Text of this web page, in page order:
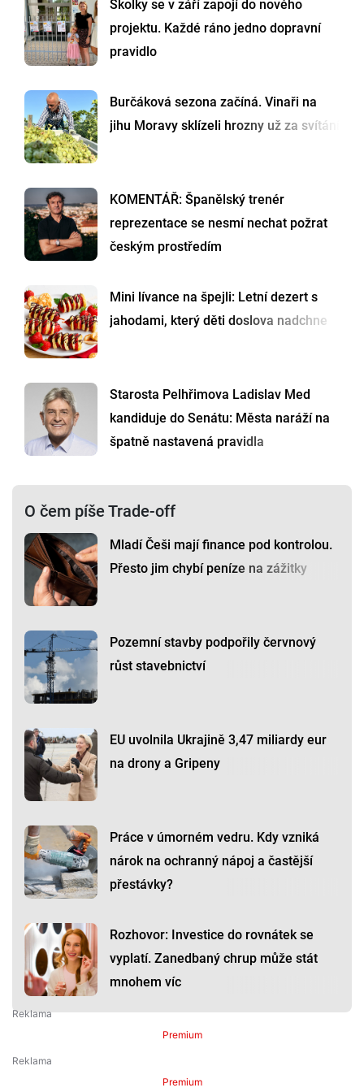
Školky se v září zapojí do nového
projektu. Každé ráno jedno dopravní
pravidlo
Burčáková sezona začíná. Vinaři na
jihu Moravy sklízeli hrozny už za svítání
KOMENTÁŘ: Španělský trenér
reprezentace se nesmí nechat požrat
českým prostředím
Mini lívance na špejli: Letní dezert s
jahodami, který děti doslova nadchne
Starosta Pelhřimova Ladislav Med
kandiduje do Senátu: Města naráží na
špatně nastavená pravidla
O čem píše Trade-off
Mladí Češi mají finance pod kontrolou.
Přesto jim chybí peníze na zážitky
Pozemní stavby podpořily červnový
růst stavebnictví
EU uvolnila Ukrajině 3,47 miliardy eur
na drony a Gripeny
Práce v úmorném vedru. Kdy vzniká
nárok na ochranný nápoj a častější
přestávky?
Rozhovor: Investice do rovnátek se
vyplatí. Zanedbaný chrup může stát
mnohem víc
Premium
Premium